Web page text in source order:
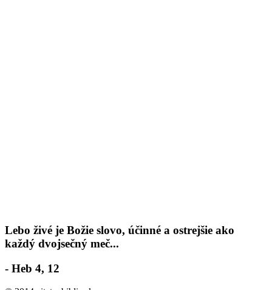
Lebo živé je Božie slovo, účinné a ostrejšie ako
každý dvojsečný meč...
- Heb 4, 12